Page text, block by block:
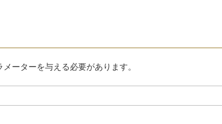
ーターを与える必要があります。